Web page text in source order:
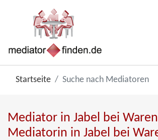
Startseite Suche nach Mediatoren
Mediator in Jabel bei
Mediatorin in Jabel bei